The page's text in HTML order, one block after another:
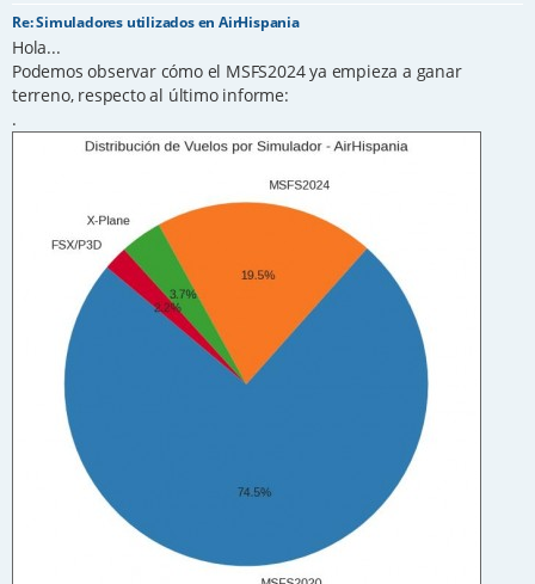
Re: Simuladores utilizados en AirHispania
Hola...
Podemos observar cómo el MSFS2024 ya empieza a ganar
terreno, respecto al último informe:
.